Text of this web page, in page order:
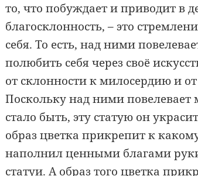
то, что побуждает и приводит в
благосклонность, – это
себя. То есть, над ними
полюбить себя через своё
от склонности к милосердию и
Поскольку над ними повелевает
стало быть, эту статую он
образ цветка прикрепит к
наполнил ценными благами
статуи. А образ того цветка